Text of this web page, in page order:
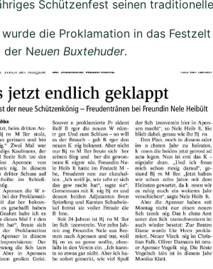
Schützenfest seinen
die Proklamation in das
der Neuen Buxtehuder.